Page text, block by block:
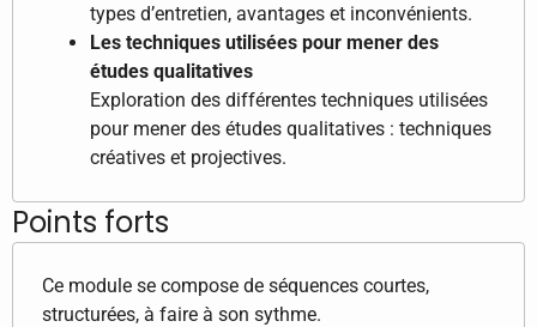
types d’entretien, avantages et inconvénients.
Les techniques utilisées pour mener des
études qualitatives
Exploration des différentes techniques utilisées
pour mener des études qualitatives : techniques
créatives et projectives.
Points forts
Ce module se compose de séquences courtes,
structurées, à faire à son sythme.